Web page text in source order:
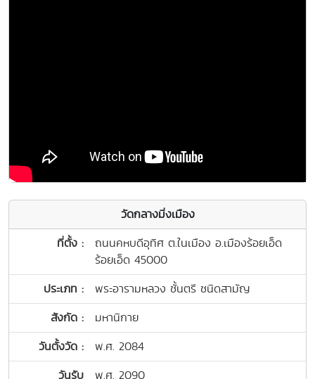
วัดกลางมิ่งเมือง
ที่ตั้ง :
ถนนคหบดีอุทิศ ต.ในเมือง อ.เมืองร้อยเอ็ด
ร้อยเอ็ด 45000
ประเภท :
พระอารามหลวง ชั้นตรี ชนิดสามัญ
สังกัด :
มหานิกาย
วันตั้งวัด :
พ.ศ. 2084
วันรับ
พ.ศ. 2090